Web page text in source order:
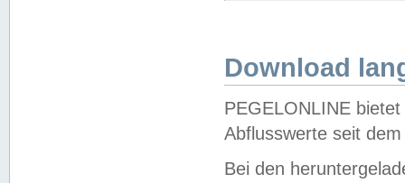
Download
PEGELONLINE
Abflusswerte seit
Bei den